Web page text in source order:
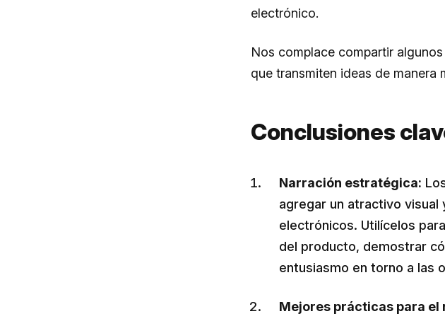
electrónico.
Nos complace compartir
que transmiten ideas de manera
Conclusiones
Narración estratégica:
agregar un atractivo
electrónicos. Utilícelos
del producto, demostrar
entusiasmo en torno a las
Mejores prácticas para el